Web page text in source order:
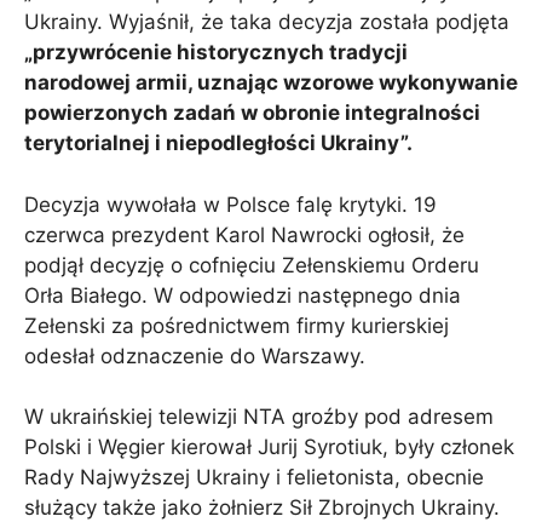
Ukrainy. Wyjaśnił, że taka decyzja została podjęta
„przywrócenie historycznych tradycji
narodowej armii, uznając wzorowe wykonywanie
powierzonych zadań w obronie integralności
terytorialnej i niepodległości Ukrainy”.
Decyzja wywołała w Polsce falę krytyki. 19
czerwca prezydent Karol Nawrocki ogłosił, że
podjął decyzję o cofnięciu Zełenskiemu Orderu
Orła Białego. W odpowiedzi następnego dnia
Zełenski za pośrednictwem firmy kurierskiej
odesłał odznaczenie do Warszawy.
W ukraińskiej telewizji NTA groźby pod adresem
Polski i Węgier kierował Jurij Syrotiuk, były członek
Rady Najwyższej Ukrainy i felietonista, obecnie
służący także jako żołnierz Sił Zbrojnych Ukrainy.